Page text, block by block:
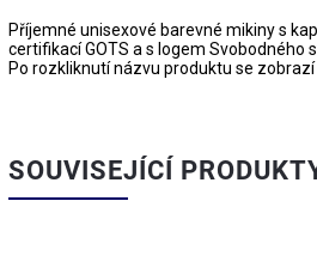
Příjemné unisexové barevné mikiny s
certifikací GOTS a s logem Svobodného
Po rozkliknutí názvu produktu se
SOUVISEJÍCÍ